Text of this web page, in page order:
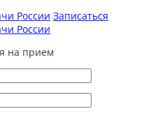
России Записаться
России
на прием